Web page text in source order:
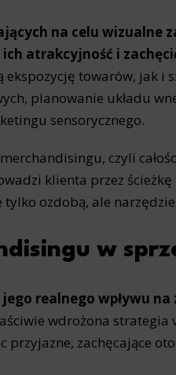
na celu wizualne
atrakcyjność i
towarów, jak i
planowanie układu
sensorycznego.
czyli
klienta przez ścieżkę
ozdobą, ale
w
realnego wpływu na
wdrożona
przyjazne, zachęcające